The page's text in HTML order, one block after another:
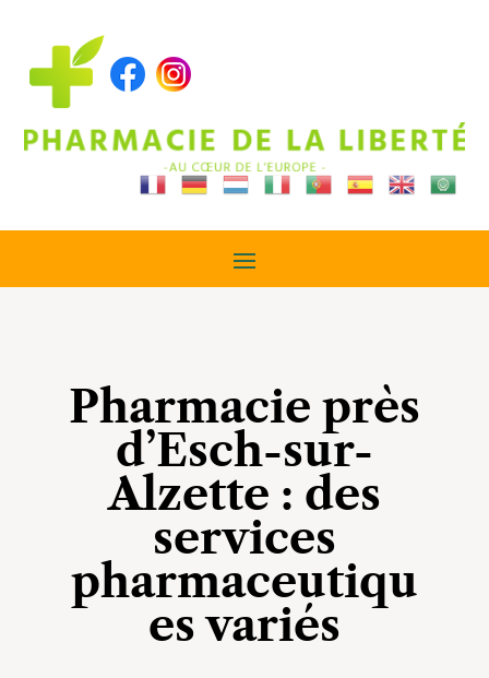
Pharmacie près
d’Esch-sur-
Alzette : des
services
pharmaceutiqu
es variés